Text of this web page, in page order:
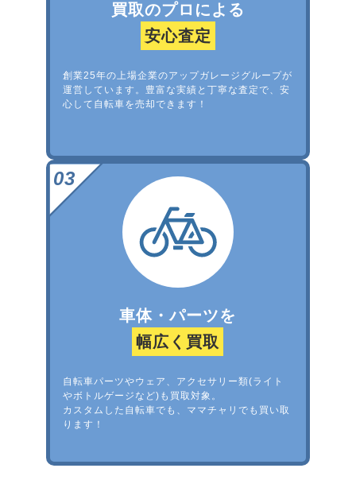
買取のプロによる
安心査定
創業25年の上場企業のアップガレージグループが
運営しています。豊富な実績と丁寧な査定で、安
心して自転車を売却できます！
車体・パーツを
幅広く買取
自転車パーツやウェア、アクセサリー類(ライト
やボトルゲージなど)も買取対象。
カスタムした自転車でも、ママチャリでも買い取
ります！